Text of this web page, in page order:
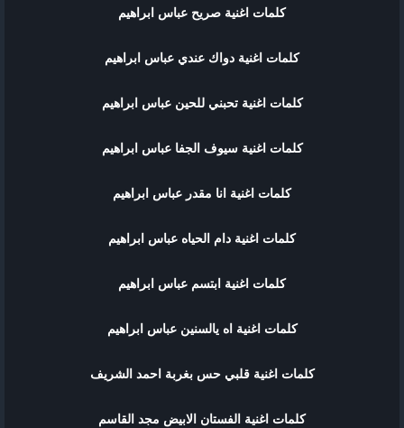
كلمات اغنية صريح عباس ابراهيم
كلمات اغنية دواك عندي عباس ابراهيم
كلمات اغنية تحبني للحين عباس ابراهيم
كلمات اغنية سيوف الجفا عباس ابراهيم
كلمات اغنية انا مقدر عباس ابراهيم
كلمات اغنية دام الحياه عباس ابراهيم
كلمات اغنية ابتسم عباس ابراهيم
كلمات اغنية اه يالسنين عباس ابراهيم
كلمات اغنية قلبي حس بغربة احمد الشريف
كلمات اغنية الفستان الابيض مجد القاسم